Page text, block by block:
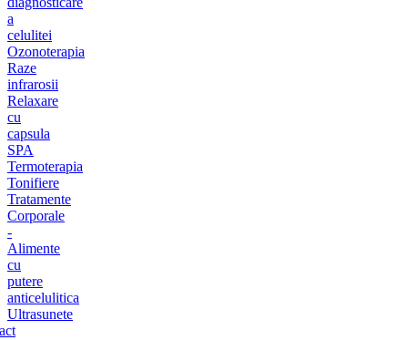
a
celulitei
Ozonoterapia
Raze
infrarosii
Relaxare
cu
capsula
SPA
Termoterapia
Tonifiere
Tratamente
Corporale
-
Alimente
cu
putere
anticelulitica
Ultrasunete